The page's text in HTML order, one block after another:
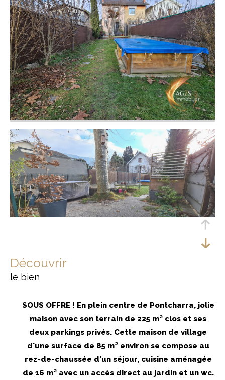
découvrir
le bien
SOUS OFFRE ! En plein centre de Pontcharra, jolie
maison avec son terrain de 225 m² clos et ses
deux parkings privés. Cette maison de village
d'une surface de 85 m² environ se compose au
rez-de-chaussée d'un séjour, cuisine aménagée
de 16 m² avec un accès direct au jardin et un wc.